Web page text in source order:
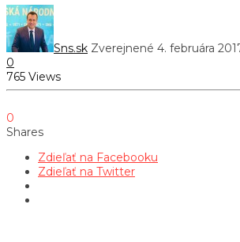
Sns.sk Zverejnené 4. februára
0
765 Views
0
Shares
Zdieľať na Facebooku
Zdieľať na Twitter